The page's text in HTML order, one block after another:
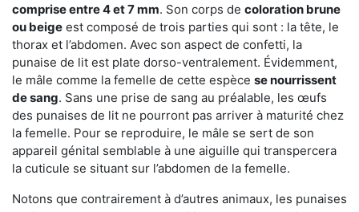
comprise entre 4 et 7 mm. Son corps de coloration brune
ou beige est composé de trois parties qui sont : la tête, le
thorax et l’abdomen. Avec son aspect de confetti, la
punaise de lit est plate dorso-ventralement. Évidemment,
le mâle comme la femelle de cette espèce se nourrissent
de sang. Sans une prise de sang au préalable, les œufs
des punaises de lit ne pourront pas arriver à maturité chez
la femelle. Pour se reproduire, le mâle se sert de son
appareil génital semblable à une aiguille qui transpercera
la cuticule se situant sur l’abdomen de la femelle.
Notons que contrairement à d’autres animaux, les punaises